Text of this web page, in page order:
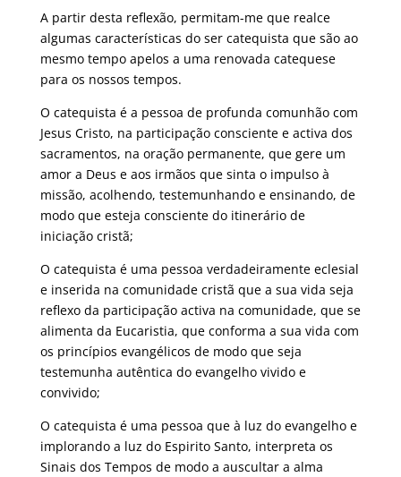
A partir desta reflexão, permitam-me que realce
algumas características do ser catequista que são ao
mesmo tempo apelos a uma renovada catequese
para os nossos tempos.
O catequista é a pessoa de profunda comunhão com
Jesus Cristo, na participação consciente e activa dos
sacramentos, na oração permanente, que gere um
amor a Deus e aos irmãos que sinta o impulso à
missão, acolhendo, testemunhando e ensinando, de
modo que esteja consciente do itinerário de
iniciação cristã;
O catequista é uma pessoa verdadeiramente eclesial
e inserida na comunidade cristã que a sua vida seja
reflexo da participação activa na comunidade, que se
alimenta da Eucaristia, que conforma a sua vida com
os princípios evangélicos de modo que seja
testemunha autêntica do evangelho vivido e
convivido;
O catequista é uma pessoa que à luz do evangelho e
implorando a luz do Espirito Santo, interpreta os
Sinais dos Tempos de modo a auscultar a alma